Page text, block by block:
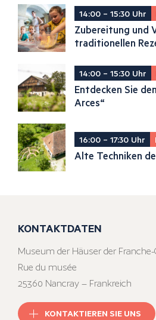
14:00 – 15:30 Uhr
Zubereitung und
traditionellen
14:00 – 15:30 Uhr
Entdecken Sie
Arces“
16:00 – 17:30 Uhr
Alte Techniken
KONTAKTDATEN
Museum der Häuser der
Rue du musée
25360 Nancray – Frankreich
KONTAKTIEREN SIE UNS